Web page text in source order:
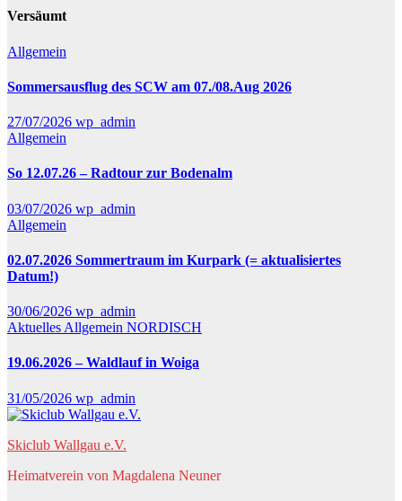
Versäumt
Allgemein
Sommersausflug des SCW am 07./08.Aug 2026
27/07/2026 wp_admin
Allgemein
So 12.07.26 – Radtour zur Bodenalm
03/07/2026 wp_admin
Allgemein
02.07.2026 Sommertraum im Kurpark (= aktualisiertes
Datum!)
30/06/2026 wp_admin
Aktuelles Allgemein NORDISCH
19.06.2026 – Waldlauf in Woiga
31/05/2026 wp_admin
Skiclub Wallgau e.V.
Heimatverein von Magdalena Neuner